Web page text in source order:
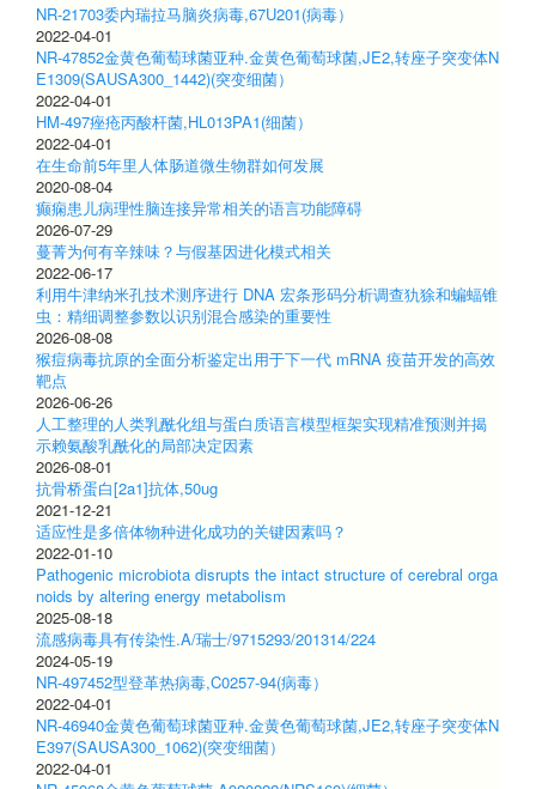
NR-21703委内瑞拉马脑炎病毒,67U201(病毒）
2022-04-01
NR-47852金黄色葡萄球菌亚种.金黄色葡萄球菌,JE2,转座子突变体N
E1309(SAUSA300_1442)(突变细菌）
2022-04-01
HM-497痤疮丙酸杆菌,HL013PA1(细菌）
2022-04-01
在生命前5年里人体肠道微生物群如何发展
2020-08-04
癫痫患儿病理性脑连接异常相关的语言功能障碍
2026-07-29
蔓菁为何有辛辣味？与假基因进化模式相关
2022-06-17
利用牛津纳米孔技术测序进行 DNA 宏条形码分析调查犰狳和蝙蝠锥
虫：精细调整参数以识别混合感染的重要性
2026-08-08
猴痘病毒抗原的全面分析鉴定出用于下一代 mRNA 疫苗开发的高效
靶点
2026-06-26
人工整理的人类乳酰化组与蛋白质语言模型框架实现精准预测并揭
示赖氨酸乳酰化的局部决定因素
2026-08-01
抗骨桥蛋白[2a1]抗体,50ug
2021-12-21
适应性是多倍体物种进化成功的关键因素吗？
2022-01-10
Pathogenic microbiota disrupts the intact structure of cerebral orga
noids by altering energy metabolism
2025-08-18
流感病毒具有传染性.A/瑞士/9715293/201314/224
2024-05-19
NR-497452型登革热病毒,C0257-94(病毒）
2022-04-01
NR-46940金黄色葡萄球菌亚种.金黄色葡萄球菌,JE2,转座子突变体N
E397(SAUSA300_1062)(突变细菌）
2022-04-01